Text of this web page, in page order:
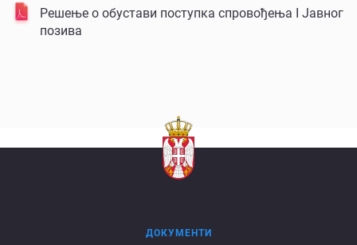
Решење о обустави поступка спровођења I Јавног
позива
ДОКУМЕНТИ